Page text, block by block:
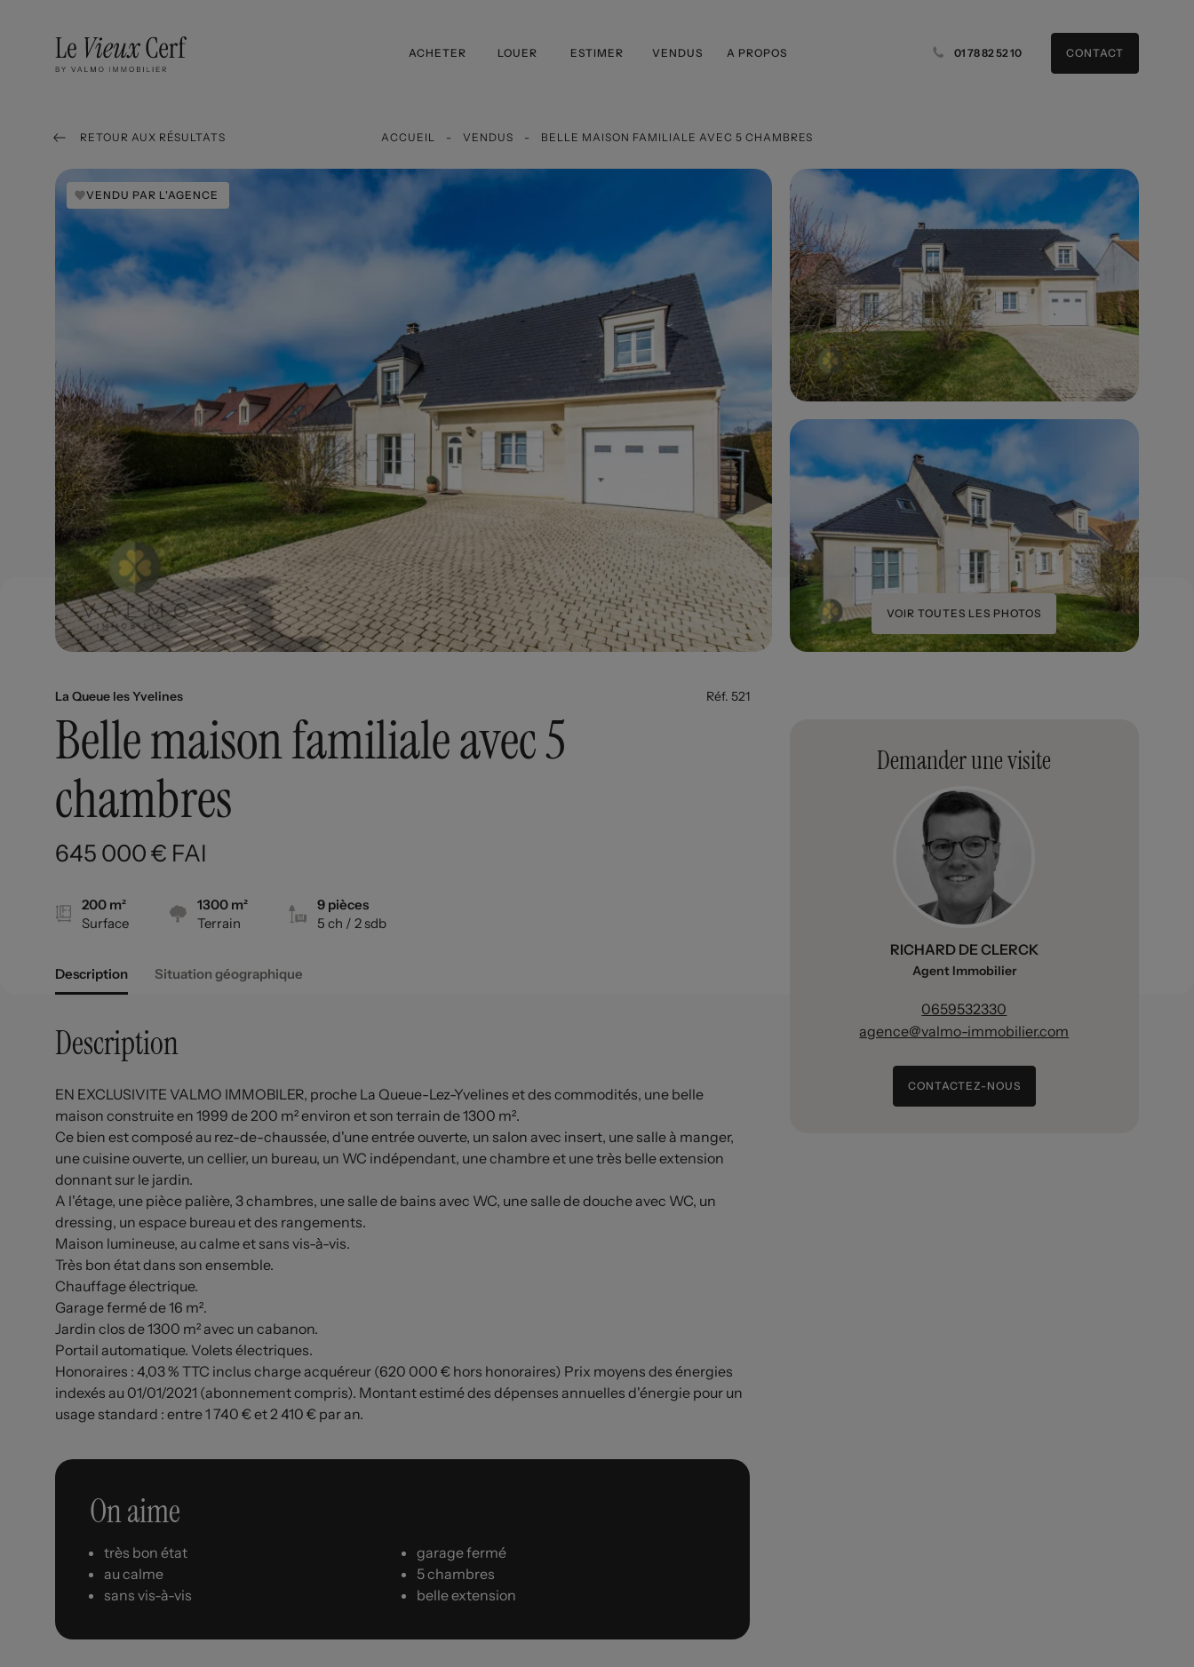
ACHETER LOUER ESTIMER VENDUS A PROPOS 01 78 82 52 10 CONTACT
ACCUEIL VENDUS BELLE MAISON FAMILIALE AVEC 5 CHAMBRES
RETOUR AUX RÉSULTATS
VENDU PAR L'AGENCE
VOIR TOUTES LES PHOTOS
La Queue les Yvelines Réf. 521
Belle maison familiale avec 5
chambres
645 000 € FAI
200 m²
Surface
1300 m²
Terrain
9 pièces
5 ch / 2 sdb
Description Situation géographique
Description
EN EXCLUSIVITE VALMO IMMOBILER, proche La Queue-Lez-Yvelines et des commodités, une belle
maison construite en 1999 de 200 m² environ et son terrain de 1300 m².
Ce bien est composé au rez-de-chaussée, d'une entrée ouverte, un salon avec insert, une salle à manger,
une cuisine ouverte, un cellier, un bureau, un WC indépendant, une chambre et une très belle extension
donnant sur le jardin.
A l'étage, une pièce palière, 3 chambres, une salle de bains avec WC, une salle de douche avec WC, un
dressing, un espace bureau et des rangements.
Maison lumineuse, au calme et sans vis-à-vis.
Très bon état dans son ensemble.
Chauffage électrique.
Garage fermé de 16 m².
Jardin clos de 1300 m² avec un cabanon.
Portail automatique. Volets électriques.
Honoraires : 4,03 % TTC inclus charge acquéreur (620 000 € hors honoraires) Prix moyens des énergies
indexés au 01/01/2021 (abonnement compris). Montant estimé des dépenses annuelles d'énergie pour un
usage standard : entre 1 740 € et 2 410 € par an.
On aime
très bon état
au calme
sans vis-à-vis
garage fermé
5 chambres
belle extension
Demander une visite
RICHARD DE CLERCK
Agent Immobilier
0659532330
agence@valmo-immobilier.com
CONTACTEZ-NOUS